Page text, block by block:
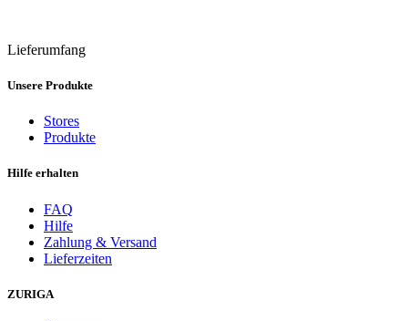
Lieferumfang
Unsere Produkte
Stores
Produkte
Hilfe erhalten
FAQ
Hilfe
Zahlung & Versand
Lieferzeiten
ZURIGA